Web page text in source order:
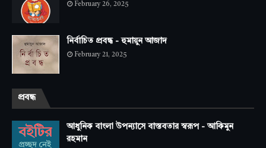
February 26, 2025
নির্বাচিত প্রবন্ধ - হুমায়ুন আজাদ
February 21, 2025
প্রবন্ধ
আধুনিক বাংলা উপন্যাসে বাস্তবতার স্বরূপ - আকিমুন
রহমান